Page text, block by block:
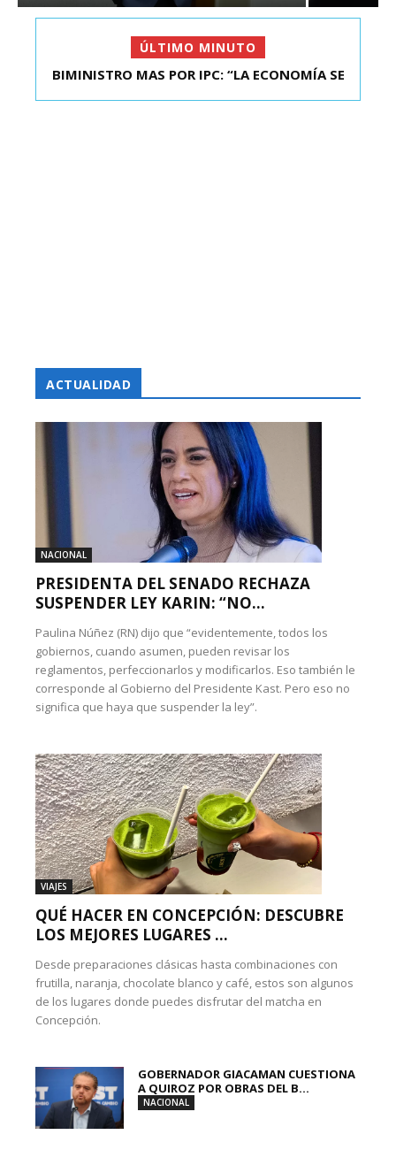
ÚLTIMO MINUTO
KAST SE REUNIÓ CON EL PRESIDENTE ELECTO DE
ACTUALIDAD
NACIONAL
PRESIDENTA DEL SENADO RECHAZA
SUSPENDER LEY KARIN: “NO...
Paulina Núñez (RN) dijo que “evidentemente, todos los
gobiernos, cuando asumen, pueden revisar los
reglamentos, perfeccionarlos y modificarlos. Eso también le
corresponde al Gobierno del Presidente Kast. Pero eso no
significa que haya que suspender la ley”.
VIAJES
QUÉ HACER EN CONCEPCIÓN: DESCUBRE
LOS MEJORES LUGARES ...
Desde preparaciones clásicas hasta combinaciones con
frutilla, naranja, chocolate blanco y café, estos son algunos
de los lugares donde puedes disfrutar del matcha en
Concepción.
GOBERNADOR GIACAMAN CUESTIONA
A QUIROZ POR OBRAS DEL B...
NACIONAL